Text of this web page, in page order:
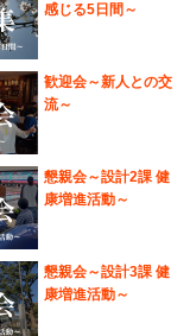
感じる5日間～
歓迎会～新人との交
流～
懇親会～設計2課 健
康増進活動～
懇親会～設計3課 健
康増進活動～